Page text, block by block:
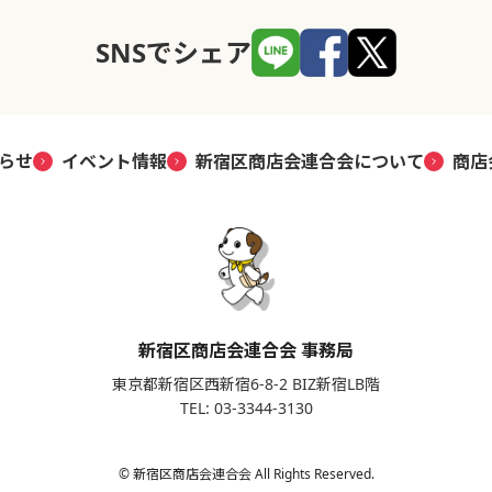
SNSでシェア
せ イベント情報 新宿区商店会連合会について 商
新宿区商店会連合会 事務局
東京都新宿区西新宿6-8-2 BIZ新宿LB階
TEL: 03-3344-3130
© 新宿区商店会連合会 All Rights Reserved.